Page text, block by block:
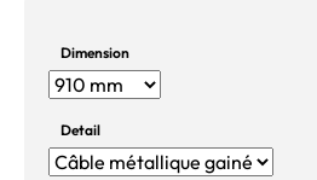
Dimension
Detail